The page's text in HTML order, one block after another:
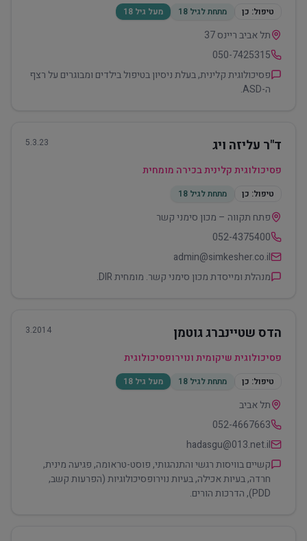
טיפול: כן מתחת לגיל 18 מעל גיל 18
תל אביב ריינס 37
050-7425315
פסיכולוגית קלינית, בעלת ניסיון בטיפול בילדים ומבוגרים על רצף
ה-ASD.
ד"ר עליזה ויג 5.3.23
פסיכולוגית קלינית בכירה מומחית
טיפול: כן מתחת לגיל 18
פתח תקווה – מכון סימני קשר
052-4375400
admin@simkesher.co.il
מנהלת ומייסדת מכון סימני קשר. מומחית DIR.
הדס שטיינברג גוטמן 3.2014
פסיכולוגית שיקומית ונוירופסיכולוגית
טיפול: כן מתחת לגיל 18 מעל גיל 18
תל אביב
052-4667663
hadasgu@013.net.il
קשיים בוויסות רגשי והתנהגותי, פוסט-טראומה, פגיעה מינית,
חרדה, בעיות אכילה, בעיות נוירופסיכולוגיות (הפרעות קשב,
PDD), הדרכות הורים.